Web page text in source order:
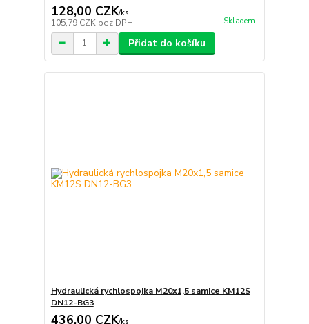
128,00 CZK/ks
105,79 CZK bez DPH Skladem
Přidat do košíku
Hydraulická rychlospojka M20x1,5 samice KM12S
DN12-BG3
436,00 CZK/ks